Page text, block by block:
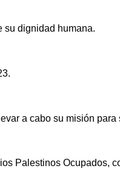
su dignidad humana.
a cabo su misión para
Palestinos Ocupados,